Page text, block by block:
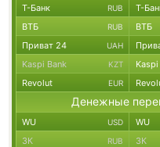
Т-Банк RUB Т-
ВТБ RUB ВТБ
Приват 24 UAH
Kaspi Bank KZT
Revolut EUR
Денежные
WU USD WU
ЗК RUB ЗК